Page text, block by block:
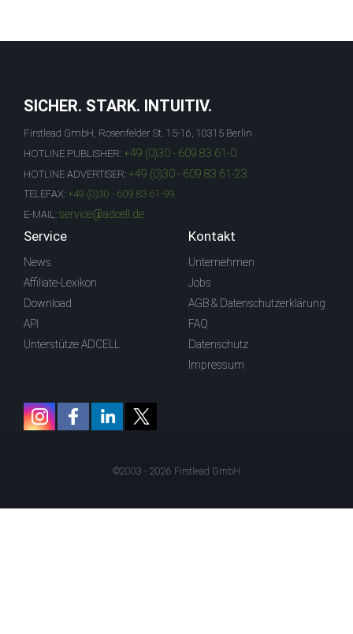
SICHER. STARK. INTUITIV.
Firstlead GmbH, Rosenfelder St. 15-16, 10315 Berlin
HOTLINE PUBLISHER: +49 (0)30 - 609 83 61-0
HOTLINE ADVERTISER: +49 (0)30 - 609 83 61-23
TELEFAX: +49 (0)30 - 609 83 61-99
E-MAIL: service@adcell.de
Service
News
Affiliate-Lexikon
Download
API
Unterstütze ADCELL
Kontakt
Unternehmen
Jobs
AGB & Datenschutzerklärung
FAQ
Datenschutz
Impressum
©2003 - 2026 Firstlead GmbH